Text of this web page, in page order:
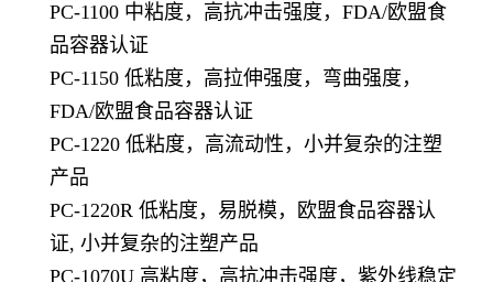
PC-1100 中粘度，高抗冲击强度，FDA/欧盟食
品容器认证
PC-1150 低粘度，高拉伸强度，弯曲强度，
FDA/欧盟食品容器认证
PC-1220 低粘度，高流动性，小并复杂的注塑
产品
PC-1220R 低粘度，易脱模，欧盟食品容器认
证, 小并复杂的注塑产品
PC-1070U 高粘度，高抗冲击强度，紫外线稳定